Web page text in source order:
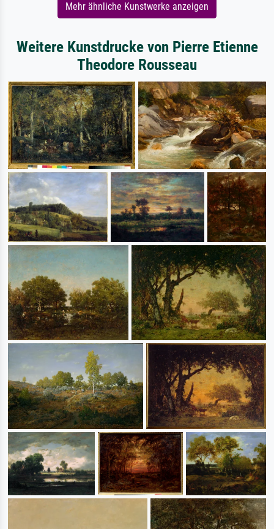
Mehr ähnliche Kunstwerke anzeigen
Weitere Kunstdrucke von Pierre Etienne
Theodore Rousseau